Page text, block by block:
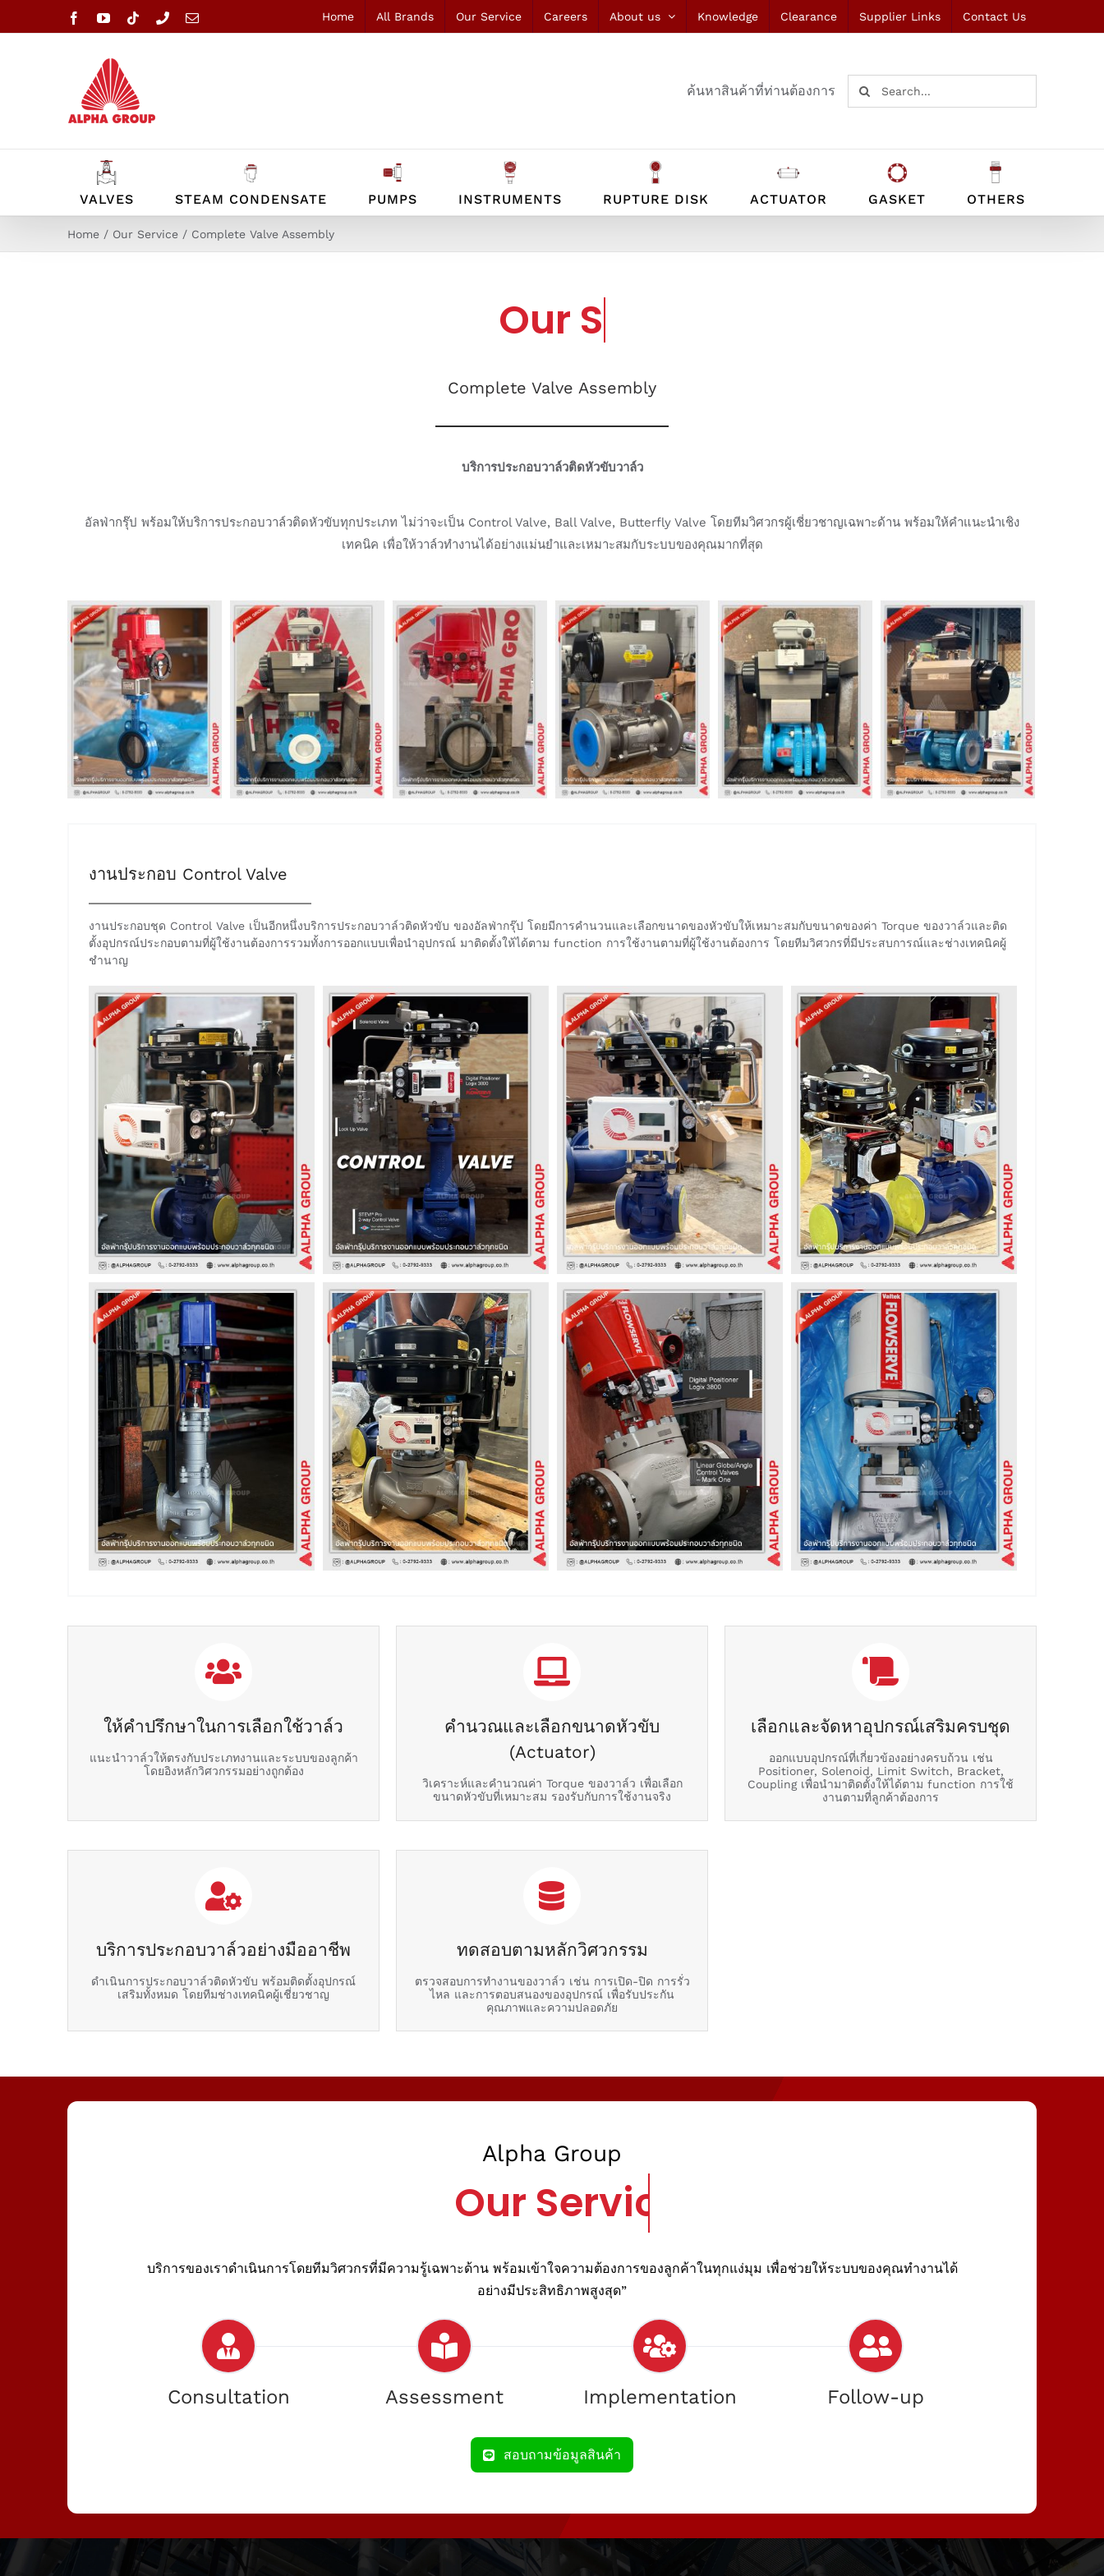
to
FacebookYouTubeTiktokPhoneEmail Home All Brands Our Service Careers About us Knowledge Clearance Supplier Links Contact Us
ค้นหาสินค้าที่ท่านต้องการ
Search
for:
VALVES STEAM CONDENSATE PUMPS INSTRUMENTS RUPTURE DISK ACTUATOR GASKET OTHERS
Home Our Service Complete Valve Assembly
Complete Valve Assembly
บริการประกอบวาล์วติดหัวขับวาล์ว
อัลฟ่ากรุ๊ป พร้อมให้บริการประกอบวาล์วติดหัวขับทุกประเภท ไม่ว่าจะเป็น Control Valve, Ball Valve, Butterfly Valve โดยทีมวิศวกรผู้เชี่ยวชาญเฉพาะด้าน พร้อมให้คำแนะนำเชิง
เทคนิค เพื่อให้วาล์วทำงานได้อย่างแม่นยำและเหมาะสมกับระบบของคุณมากที่สุด
งานประกอบ Control Valve
งานประกอบชุด Control Valve เป็นอีกหนึ่งบริการประกอบวาล์วติดหัวขับ ของอัลฟ่ากรุ๊ป โดยมีการคำนวนและเลือกขนาดของหัวขับให้เหมาะสมกับขนาดของค่า Torque ของวาล์วและติด
ตั้งอุปกรณ์ประกอบตามที่ผู้ใช้งานต้องการรวมทั้งการออกแบบเพื่อนำอุปกรณ์ มาติดตั้งให้ได้ตาม function การใช้งานตามที่ผู้ใช้งานต้องการ โดยทีมวิศวกรที่มีประสบการณ์และช่างเทคนิคผู้
ชำนาญ
ให้คำปรึกษาในการเลือกใช้วาล์ว
แนะนำวาล์วให้ตรงกับประเภทงานและระบบของลูกค้า
โดยอิงหลักวิศวกรรมอย่างถูกต้อง
คำนวณและเลือกขนาดหัวขับ
(Actuator)
วิเคราะห์และคำนวณค่า Torque ของวาล์ว เพื่อเลือก
ขนาดหัวขับที่เหมาะสม รองรับกับการใช้งานจริง
เลือกและจัดหาอุปกรณ์เสริมครบชุด
ออกแบบอุปกรณ์ที่เกี่ยวข้องอย่างครบถ้วน เช่น
Positioner, Solenoid, Limit Switch, Bracket,
Coupling เพื่อนำมาติดตั้งให้ได้ตาม function การใช้
งานตามที่ลูกค้าต้องการ
บริการประกอบวาล์วอย่างมืออาชีพ
ดำเนินการประกอบวาล์วติดหัวขับ พร้อมติดตั้งอุปกรณ์
เสริมทั้งหมด โดยทีมช่างเทคนิคผู้เชี่ยวชาญ
ทดสอบตามหลักวิศวกรรม
ตรวจสอบการทำงานของวาล์ว เช่น การเปิด-ปิด การรั่ว
ไหล และการตอบสนองของอุปกรณ์ เพื่อรับประกัน
คุณภาพและความปลอดภัย
Alpha Group
บริการของเราดำเนินการโดยทีมวิศวกรที่มีความรู้เฉพาะด้าน พร้อมเข้าใจความต้องการของลูกค้าในทุกแง่มุม เพื่อช่วยให้ระบบของคุณทำงานได้
อย่างมีประสิทธิภาพสูงสุด”
Consultation Assessment Implementation Follow-up
สอบถามข้อมูลสินค้า